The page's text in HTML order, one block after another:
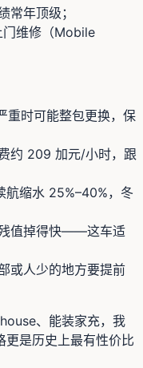
常年顶级；
门维修（Mobile
重时可能整包更换，保
约 209 加元/小时，跟
航缩水 25%–40%，冬
值掉得快——这车适
或人少的地方要提前
、能装家充，我
是历史上最有性价比